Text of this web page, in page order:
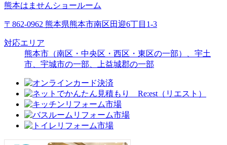
熊本はませんショールーム
〒862-0962 熊本県熊本市南区田迎6丁目1-3
対応エリア
熊本市（南区・中央区・西区・東区の一部）、宇土
市、宇城市の一部、上益城郡の一部